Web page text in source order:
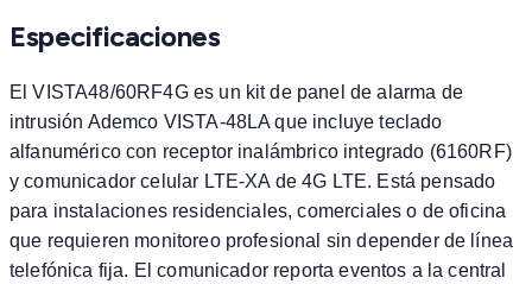
Especificaciones
El VISTA48/60RF4G es un kit de panel de alarma de
intrusión Ademco VISTA-48LA que incluye teclado
alfanumérico con receptor inalámbrico integrado (6160RF)
y comunicador celular LTE-XA de 4G LTE. Está pensado
para instalaciones residenciales, comerciales o de oficina
que requieren monitoreo profesional sin depender de línea
telefónica fija. El comunicador reporta eventos a la central